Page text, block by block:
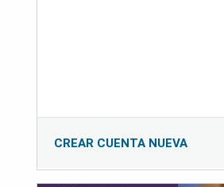
CREAR CUENTA NUEVA